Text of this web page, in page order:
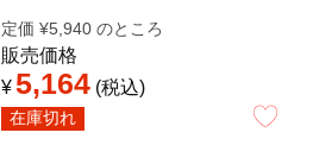
定価 ¥5,940 のところ
販売価格
¥5,164 税込
在庫切れ